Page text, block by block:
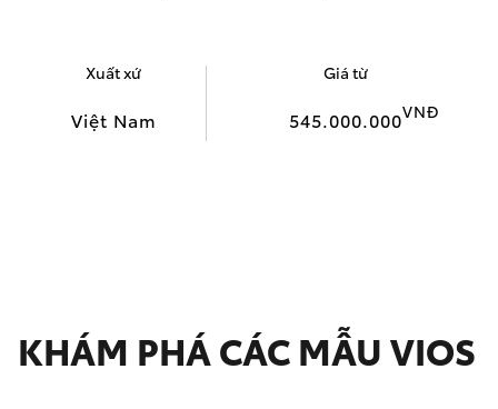
Xuất xứ
Việt Nam
Giá từ
545.000.000VNĐ
KHÁM PHÁ CÁC MẪU VIOS